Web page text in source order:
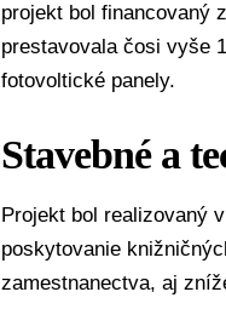
projekt bol financovaný
prestavovala čosi vyše
fotovoltické panely.
Stavebné a
Projekt bol realizovaný
poskytovanie
zamestnanectva, aj